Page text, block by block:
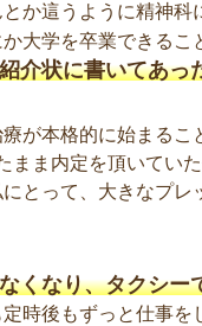
か這うように精神
大学を卒業できるこ
介状に書いてあっ
が本格的に始まる
まま内定を頂いてい
とって、大きなプ
くなり、タクシー
時後もずっと仕事